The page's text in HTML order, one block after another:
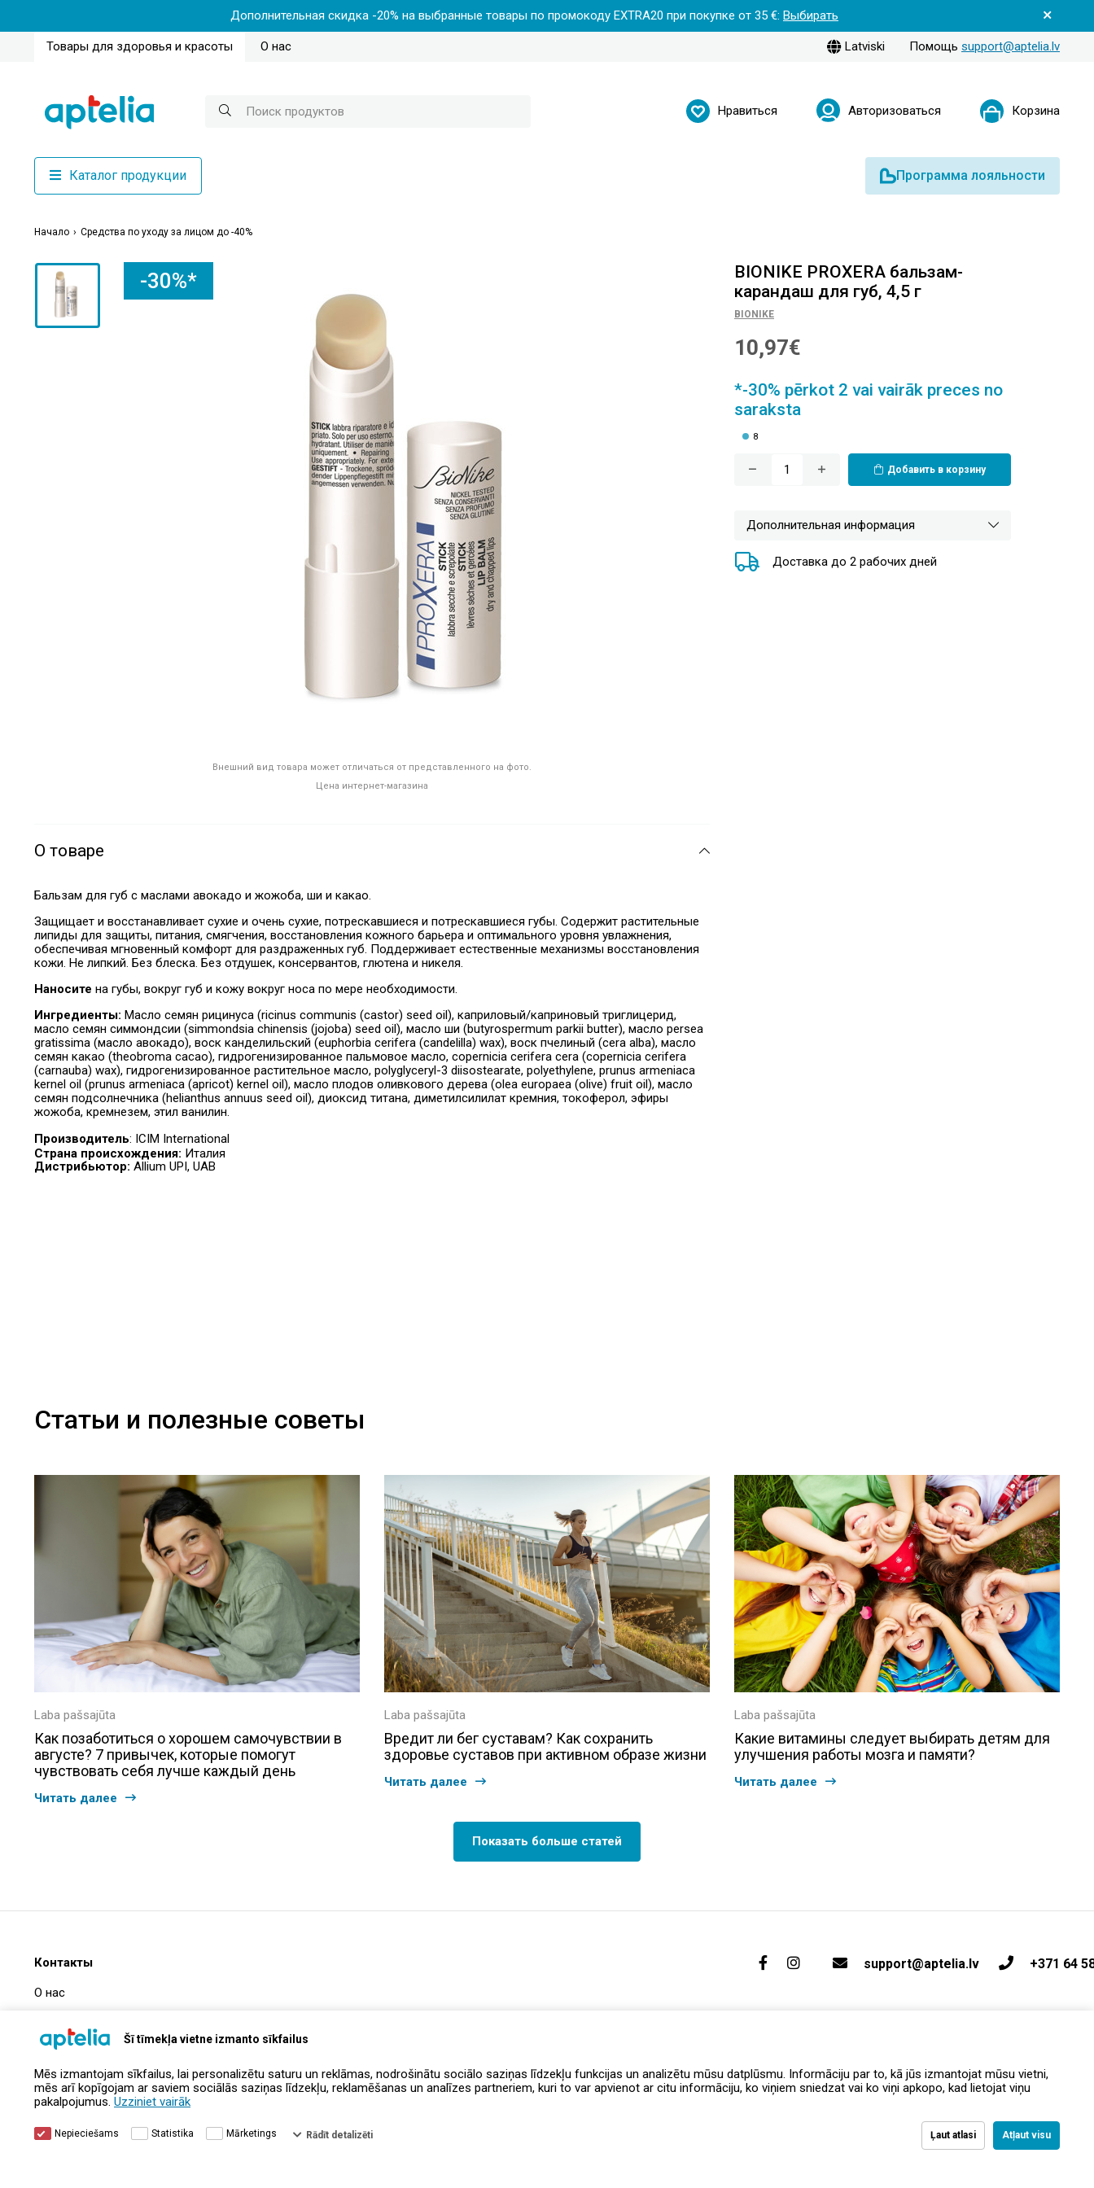
Šī tīmekļa vietne izmanto sīkfailus
Mēs izmantojam sīkfailus, lai personalizētu saturu un reklāmas, nodrošinātu sociālo saziņas līdzekļu funkcijas un analizētu mūsu datplūsmu. Informāciju par to, kā jūs izmantojat mūsu vietni,
mēs arī kopīgojam ar saviem sociālās saziņas līdzekļu, reklamēšanas un analīzes partneriem, kuri to var apvienot ar citu informāciju, ko viņiem sniedzat vai ko viņi apkopo, kad lietojat viņu
pakalpojumus. Uzziniet vairāk
Ļaut atlasi Atļaut visu
Nepieciešams Statistika Mārketings Rādīt detalizēti
Дополнительная скидка -20% на выбранные товары по промокоду EXTRA20 при покупке от 35 €: Выбирать
Товары для здоровья и красоты О нас Latviski Помощь support@aptelia.lv
Нравиться Авторизоваться Корзина
Каталог продукции Программа лояльности
Начало Средства по уходу за лицом до -40%
-30%*
Внешний вид товара может отличаться от представленного на фото.
Цена интернет-магазина
О товаре
Бальзам для губ с маслами авокадо и жожоба, ши и какао.
Защищает и восстанавливает сухие и очень сухие, потрескавшиеся и потрескавшиеся губы. Содержит растительные
липиды для защиты, питания, смягчения, восстановления кожного барьера и оптимального уровня увлажнения,
обеспечивая мгновенный комфорт для раздраженных губ. Поддерживает естественные механизмы восстановления
кожи. Не липкий. Без блеска. Без отдушек, консервантов, глютена и никеля.
Наносите на губы, вокруг губ и кожу вокруг носа по мере необходимости.
Ингредиенты: Масло семян рицинуса (ricinus communis (castor) seed oil), каприловый/каприновый триглицерид,
масло семян симмондсии (simmondsia chinensis (jojoba) seed oil), масло ши (butyrospermum parkii butter), масло persea
gratissima (масло авокадо), воск канделильский (euphorbia cerifera (candelilla) wax), воск пчелиный (cera alba), масло
семян какао (theobroma cacao), гидрогенизированное пальмовое масло, copernicia cerifera cera (copernicia cerifera
(carnauba) wax), гидрогенизированное растительное масло, polyglyceryl-3 diisostearate, polyethylene, prunus armeniaca
kernel oil (prunus armeniaca (apricot) kernel oil), масло плодов оливкового дерева (olea europaea (olive) fruit oil), масло
семян подсолнечника (helianthus annuus seed oil), диоксид титана, диметилсилилат кремния, токоферол, эфиры
жожоба, кремнезем, этил ванилин.
Производитель: ICIM International
Страна происхождения: Италия
Дистрибьютор: Allium UPI, UAB
BIONIKE PROXERA бальзам-
карандаш для губ, 4,5 г
BIONIKE
10,97€
*-30% pērkot 2 vai vairāk preces no
saraksta
8
Добавить в корзину
Дополнительная информация
Доставка до 2 рабочих дней
Статьи и полезные советы
Laba pašsajūta
Как позаботиться о хорошем самочувствии в
августе? 7 привычек, которые помогут
чувствовать себя лучше каждый день
Читать далее
Laba pašsajūta
Вредит ли бег суставам? Как сохранить
здоровье суставов при активном образе жизни
Читать далее
Laba pašsajūta
Какие витамины следует выбирать детям для
улучшения работы мозга и памяти?
Читать далее
Показать больше статей
Контакты
О нас
Информация о компании
Контакты
support@aptelia.lv +371 64